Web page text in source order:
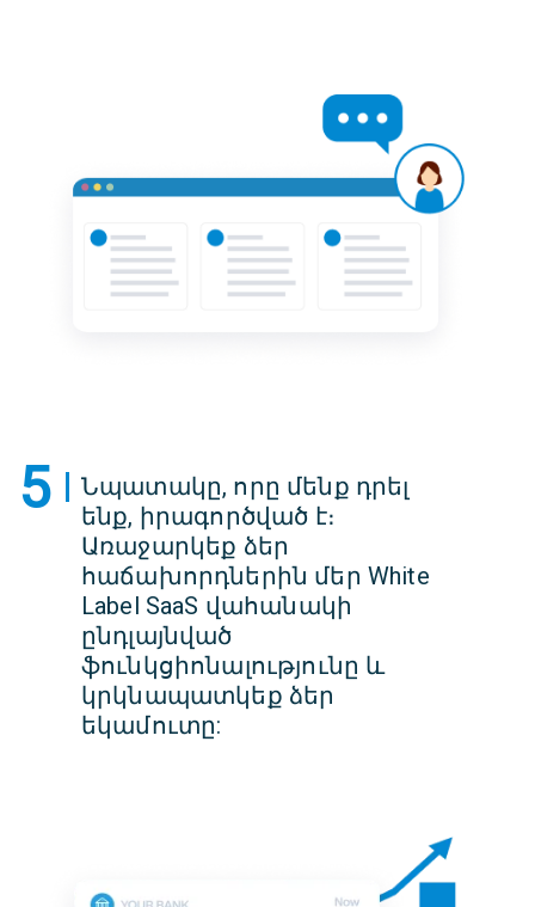
5
Նպատակը, որը մենք դրել
ենք, իրագործված է։
Առաջարկեք ձեր
հաճախորդներին մեր White
Label SaaS վահանակի
ընդլայնված
ֆունկցիոնալությունը և
կրկնապատկեք ձեր
եկամուտը: